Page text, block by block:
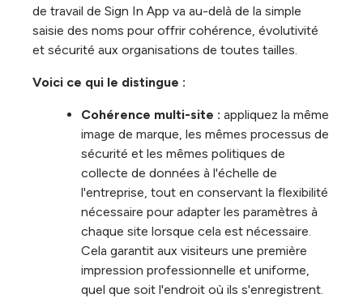
de travail de Sign In App va au-delà de la simple
saisie des noms pour offrir cohérence, évolutivité
et sécurité aux organisations de toutes tailles.
Voici ce qui le distingue :
Cohérence multi-site : appliquez la même
image de marque, les mêmes processus de
sécurité et les mêmes politiques de
collecte de données à l'échelle de
l'entreprise, tout en conservant la flexibilité
nécessaire pour adapter les paramètres à
chaque site lorsque cela est nécessaire.
Cela garantit aux visiteurs une première
impression professionnelle et uniforme,
quel que soit l'endroit où ils s'enregistrent.